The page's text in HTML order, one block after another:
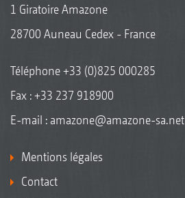
1 Giratoire Amazone
28700 Auneau Cedex - France
Téléphone+33 (0)825 000285
Fax : +33 237 918900
E-mail : amazone@amazone-sa.net
Mentions légales
Contact